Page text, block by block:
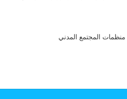
منظمات المجتمع المدني